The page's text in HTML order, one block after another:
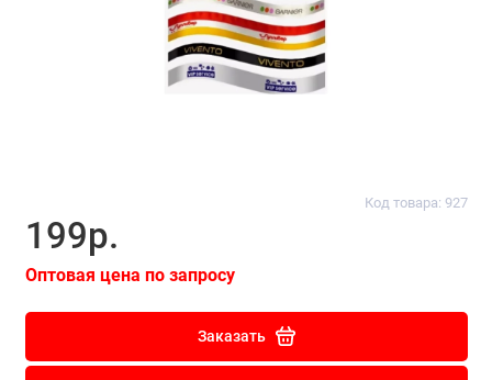
Код товара: 927
199р.
Оптовая цена по запросу
Заказать